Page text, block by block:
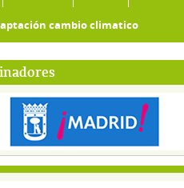
cambio climatico